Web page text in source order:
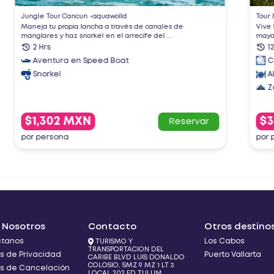
Tour Xichen Deluxe | Cancun To Chic...
Vive la experiencia arqueológica más lujosa del mundo
maya
Cenote
$3,422 MXN
por persona
Reservar
Nosotros
de Privacidad
de Cancelación
Contacto
TURISMO Y
TRANSPORTACION DEL
CARIBE BLVD LUIS DONALDO
COLOSIO, SMZ 9 MZ 1 LT 3
Otros
Los Cabos
Puerto Vallarta